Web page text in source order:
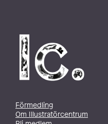
Förmedling
Om Illustratörcentrum